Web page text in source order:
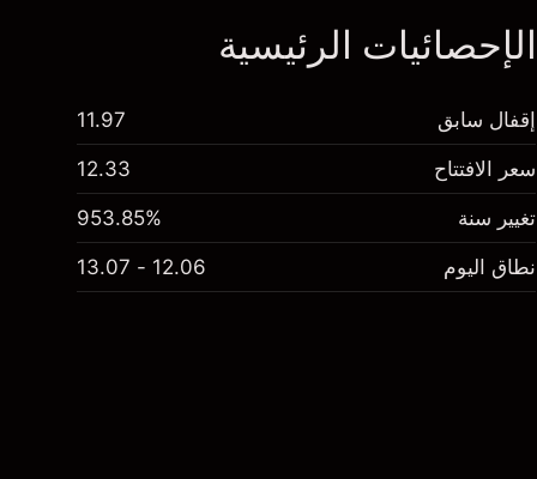
الإحصائيات الرئيسية
إقفال سابق 11.97
سعر الافتتاح 12.33
تغيير سنة 953.85%
نطاق اليوم 12.06 - 13.07